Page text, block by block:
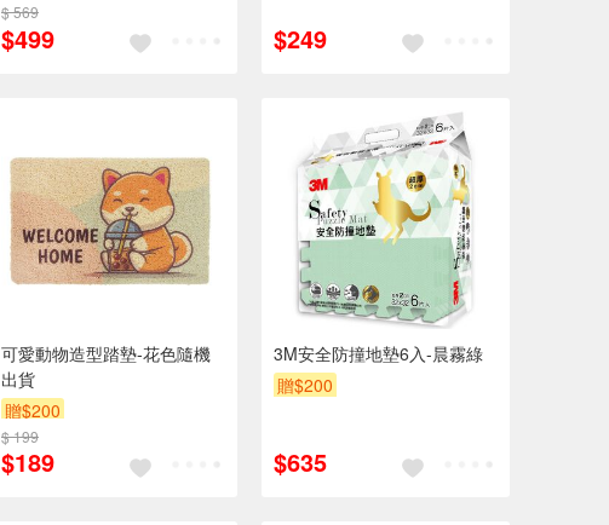
$ 569
$499 $249
可愛動物造型踏墊-花色隨機
出貨
贈$200
$ 199
$189
3M安全防撞地墊6入-晨霧綠
贈$200
$635